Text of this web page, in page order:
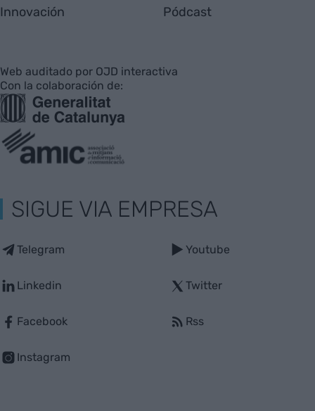
Innovación Pódcast
Web auditado por OJD interactiva
Con la colaboración de:
SIGUE VIA EMPRESA
Telegram
Linkedin
Facebook
Instagram
Youtube
Twitter
Rss